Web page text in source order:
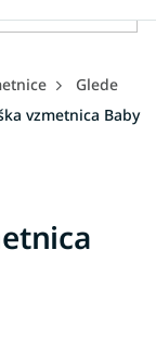
Glede
vzmetnica Baby